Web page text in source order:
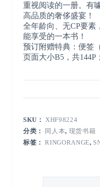
重视阅读的一册。有
高品质的奢侈盛宴！
全年龄向、无CP要素
能享受的一本书！
预订附赠特典：便签
页面大小B5，共144P
SKU：XHF98224
分类：
同人本, 现货书籍
标签：RINGORANGE,